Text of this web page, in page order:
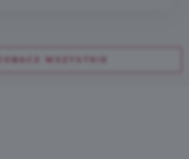
ZOBACZ WSZYSTKIE